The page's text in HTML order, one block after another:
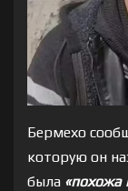
Бермехо
которую он
была «похожа